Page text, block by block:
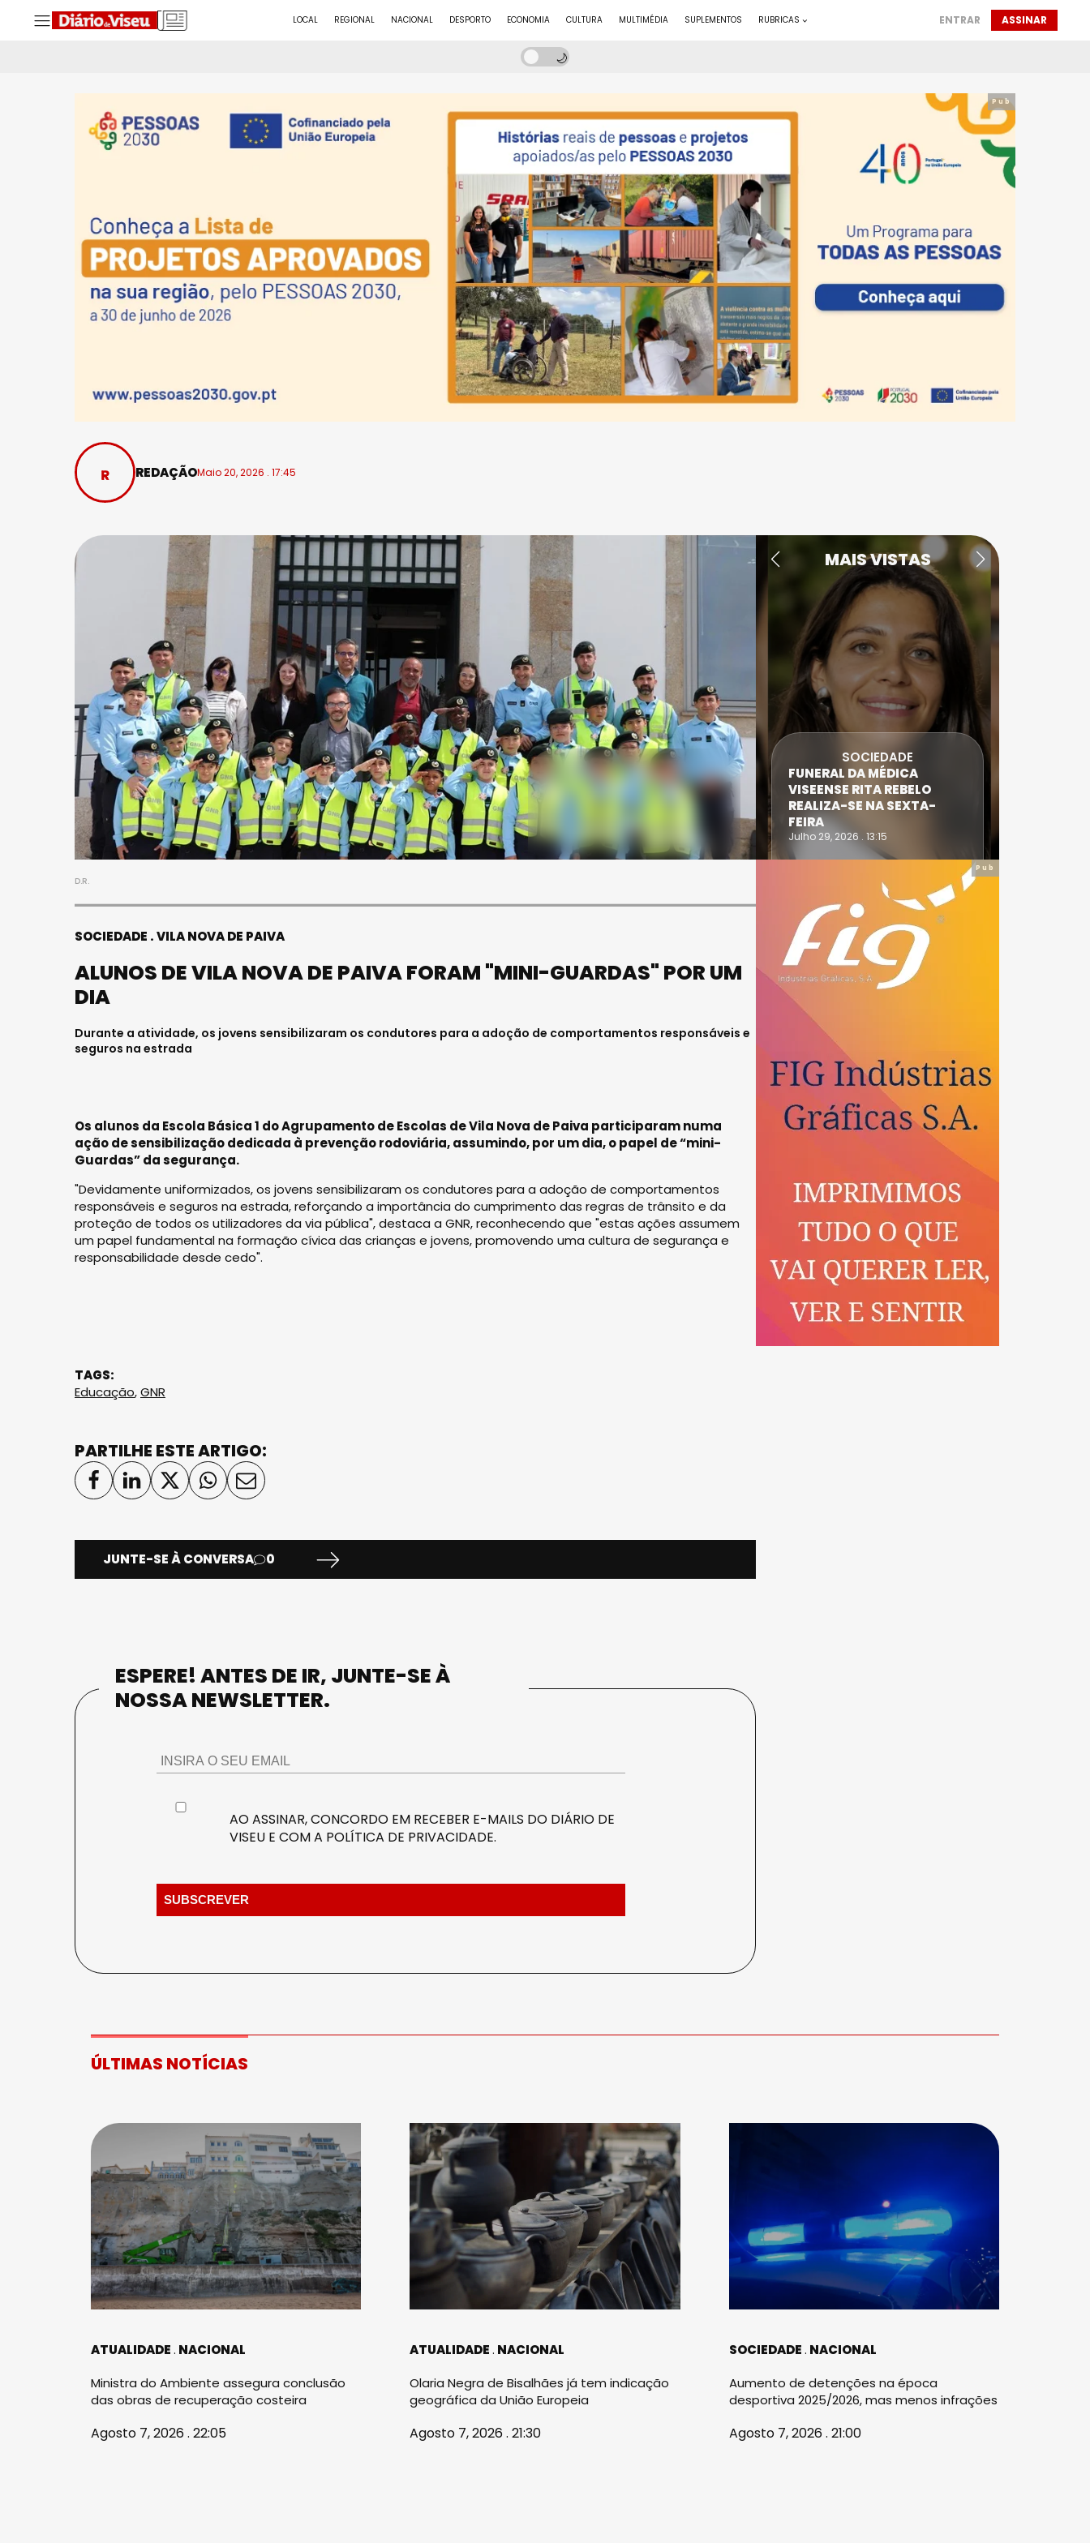
LOCAL REGIONAL NACIONAL DESPORTO ECONOMIA CULTURA MULTIMÉDIA SUPLEMENTOS RUBRICAS ENTRAR ASSINAR
Pub
REDAÇÃOMaio 20, 2026 . 17:45
D.R.
SOCIEDADE VILA NOVA DE PAIVA
ALUNOS DE VILA NOVA DE PAIVA FORAM "MINI-GUARDAS" POR UM
DIA
Durante a atividade, os jovens sensibilizaram os condutores para a adoção de comportamentos responsáveis e
seguros na estrada
Os alunos da Escola Básica 1 do Agrupamento de Escolas de Vila Nova de Paiva participaram numa
ação de sensibilização dedicada à prevenção rodoviária, assumindo, por um dia, o papel de “mini-
Guardas” da segurança.
"Devidamente uniformizados, os jovens sensibilizaram os condutores para a adoção de comportamentos
responsáveis e seguros na estrada, reforçando a importância do cumprimento das regras de trânsito e da
proteção de todos os utilizadores da via pública", destaca a GNR, reconhecendo que "estas ações assumem
um papel fundamental na formação cívica das crianças e jovens, promovendo uma cultura de segurança e
responsabilidade desde cedo".
TAGS:
Educação,GNR
PARTILHE ESTE ARTIGO:
JUNTE-SE À CONVERSA 0
ESPERE! ANTES DE IR, JUNTE-SE À
NOSSA NEWSLETTER.
AO ASSINAR, CONCORDO EM RECEBER E-MAILS DO DIÁRIO DE
VISEU E COM A POLÍTICA DE PRIVACIDADE.
MAIS VISTAS
SOCIEDADE
FALECEU PAULA ALMEIDA,
JOVEM ENFERMEIRA NO
Julho 27, 2026 . 11:00
SOCIEDADE
FUNERAL DA MÉDICA
VISEENSE RITA REBELO
REALIZA-SE NA SEXTA-
FEIRA
Julho 29, 2026 . 13:15
Pub
ÚLTIMAS NOTÍCIAS
ATUALIDADE NACIONAL
Ministra do Ambiente assegura conclusão
das obras de recuperação costeira
Agosto 7, 2026 . 22:05
ATUALIDADE NACIONAL
Olaria Negra de Bisalhães já tem indicação
geográfica da União Europeia
Agosto 7, 2026 . 21:30
SOCIEDADE NACIONAL
Aumento de detenções na época
desportiva 2025/2026, mas menos infrações
Agosto 7, 2026 . 21:00